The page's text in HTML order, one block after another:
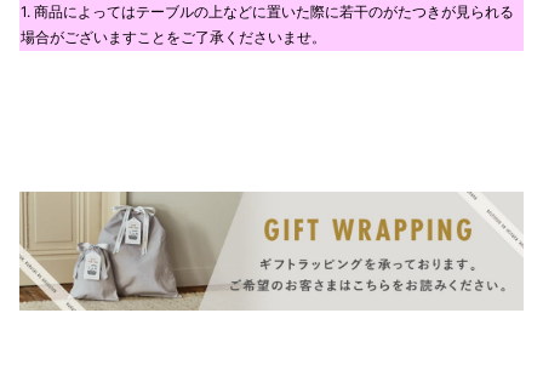
1. 商品によってはテーブルの上などに置いた際に若干のがたつきが見られる
場合がございますことをご了承くださいませ。